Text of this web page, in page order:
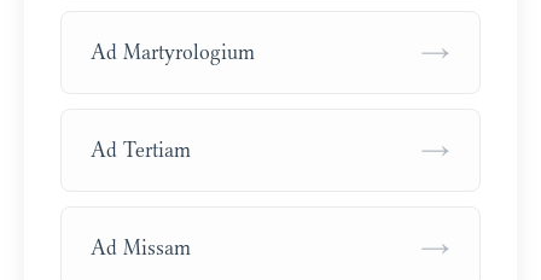
Ad Martyrologium →
Ad Tertiam →
Ad Missam →